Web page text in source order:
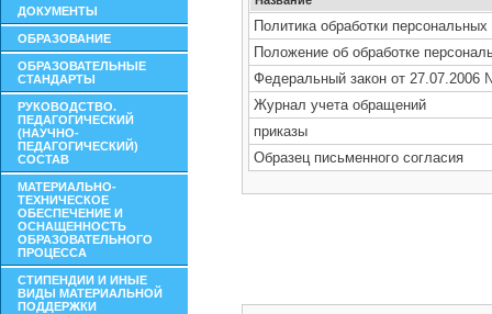
ДОКУМЕНТЫ
ОБРАЗОВАНИЕ
ОБРАЗОВАТЕЛЬНЫЕ
СТАНДАРТЫ
РУКОВОДСТВО.
ПЕДАГОГИЧЕСКИЙ
(НАУЧНО-
ПЕДАГОГИЧЕСКИЙ)
СОСТАВ
МАТЕРИАЛЬНО-
ТЕХНИЧЕСКОЕ
ОБЕСПЕЧЕНИЕ И
ОСНАЩЕННОСТЬ
ОБРАЗОВАТЕЛЬНОГО
ПРОЦЕССА
СТИПЕНДИИ И ИНЫЕ
ВИДЫ МАТЕРИАЛЬНОЙ
ПОДДЕРЖКИ